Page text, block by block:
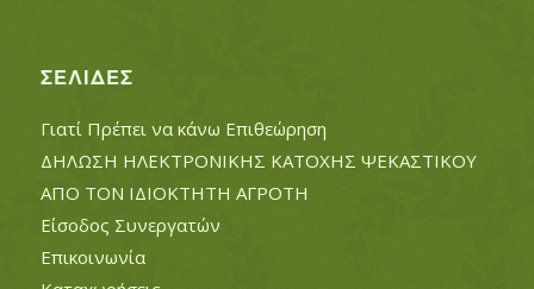
ΣΕΛΊΔΕΣ
Γιατί Πρέπει να κάνω Επιθεώρηση
ΔΗΛΩΣΗ ΗΛΕΚΤΡΟΝΙΚΗΣ ΚΑΤΟΧΗΣ ΨΕΚΑΣΤΙΚΟΥ
ΑΠΟ ΤΟΝ ΙΔΙΟΚΤΗΤΗ ΑΓΡΟΤΗ
Είσοδος Συνεργατών
Επικοινωνία